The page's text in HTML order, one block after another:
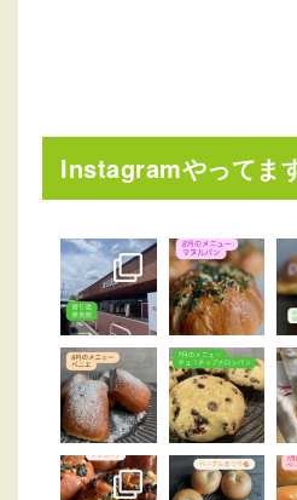
Instagramやってま